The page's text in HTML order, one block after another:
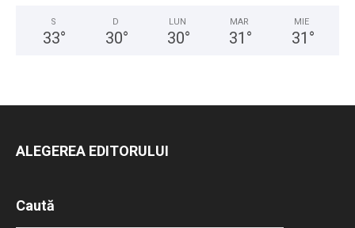
S
33°
D
30°
LUN
30°
MAR
31 °
MIE
31 °
ALEGEREA EDITORULUI
Caută